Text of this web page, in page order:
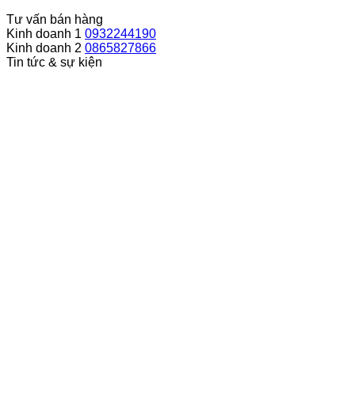
Tư vấn bán hàng
Kinh doanh 1 0932244190
Kinh doanh 2 0865827866
Tin tức & sự kiện